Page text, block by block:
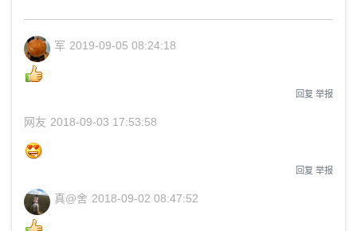
军 2019-09-05 08:24:18
回复 举报
网友 2018-09-03 17:53:58
回复 举报
真@舍 2018-09-02 08:47:52